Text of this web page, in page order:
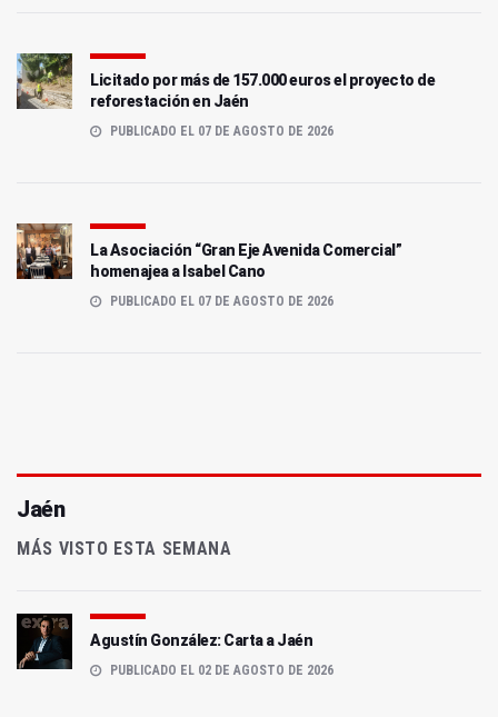
Licitado por más de 157.000 euros el proyecto de
reforestación en Jaén
PUBLICADO EL 07 DE AGOSTO DE 2026
La Asociación “Gran Eje Avenida Comercial”
homenajea a Isabel Cano
PUBLICADO EL 07 DE AGOSTO DE 2026
Jaén
MÁS VISTO ESTA SEMANA
Agustín González: Carta a Jaén
PUBLICADO EL 02 DE AGOSTO DE 2026